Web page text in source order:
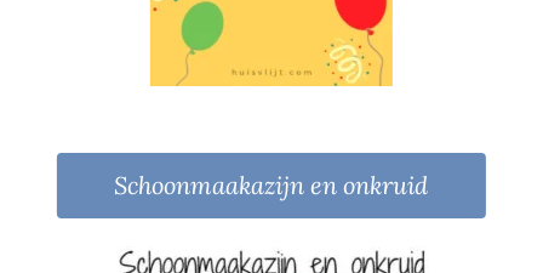
Schoonmaakazijn en onkruid